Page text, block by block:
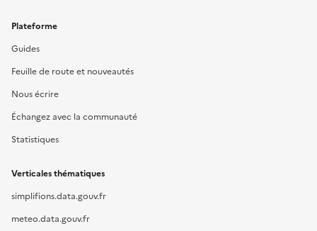
Plateforme
Guides
Feuille de route et nouveautés
Nous écrire
Échangez avec la communauté
Statistiques
Verticales thématiques
simplifions.data.gouv.fr
meteo.data.gouv.fr